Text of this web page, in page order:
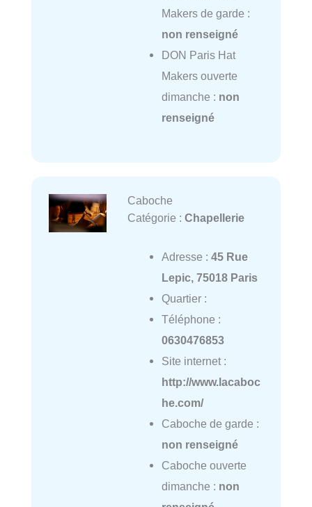
Makers de garde :
non renseigné
DON Paris Hat
Makers ouverte
dimanche : non
renseigné
Caboche
Catégorie : Chapellerie
Adresse : 45 Rue
Lepic, 75018 Paris
Quartier :
Téléphone :
0630476853
Site internet :
http://www.lacaboc
he.com/
Caboche de garde :
non renseigné
Caboche ouverte
dimanche : non